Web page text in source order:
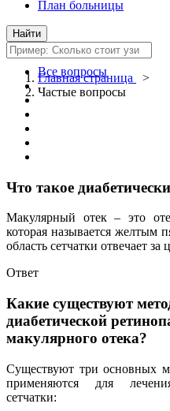
План больницы
Главная страница
>
Частые вопросы
Все вопросы
Что такое
Макулярный отек – это
которая называется желтым
область сетчатки отвечает за
Ответ
Какие существуют
диабетической
макулярного отека?
Существуют три основных
применяются для
сетчатки: